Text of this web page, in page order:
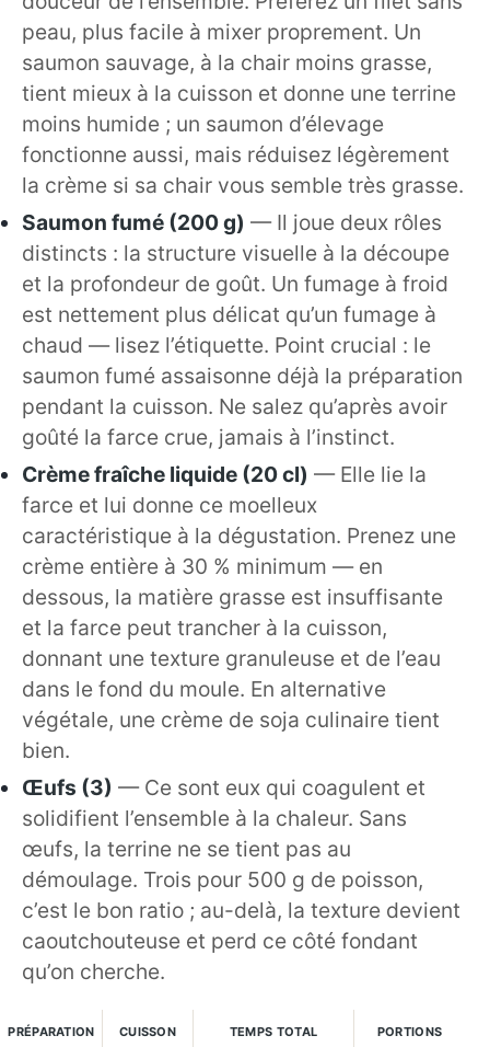
peau, plus facile à mixer proprement. Un
saumon sauvage, à la chair moins grasse,
tient mieux à la cuisson et donne une terrine
moins humide ; un saumon d’élevage
fonctionne aussi, mais réduisez légèrement
la crème si sa chair vous semble très grasse.
Saumon fumé (200 g) — Il joue deux rôles
distincts : la structure visuelle à la découpe
et la profondeur de goût. Un fumage à froid
est nettement plus délicat qu’un fumage à
chaud — lisez l’étiquette. Point crucial : le
saumon fumé assaisonne déjà la préparation
pendant la cuisson. Ne salez qu’après avoir
goûté la farce crue, jamais à l’instinct.
Crème fraîche liquide (20 cl) — Elle lie la
farce et lui donne ce moelleux
caractéristique à la dégustation. Prenez une
crème entière à 30 % minimum — en
dessous, la matière grasse est insuffisante
et la farce peut trancher à la cuisson,
donnant une texture granuleuse et de l’eau
dans le fond du moule. En alternative
végétale, une crème de soja culinaire tient
bien.
Œufs (3) — Ce sont eux qui coagulent et
solidifient l’ensemble à la chaleur. Sans
œufs, la terrine ne se tient pas au
démoulage. Trois pour 500 g de poisson,
c’est le bon ratio ; au-delà, la texture devient
caoutchouteuse et perd ce côté fondant
qu’on cherche.
PRÉPARATION CUISSON TEMPS TOTAL PORTIONS